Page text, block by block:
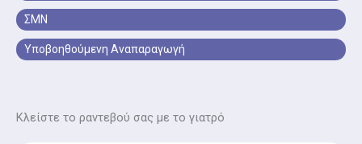
ΣΜΝ
Υποβοηθούμενη Αναπαραγωγή
στα κύτταρα του τραχήλου της μήτρας.
Κλείστε το ραντεβού σας με το γιατρό